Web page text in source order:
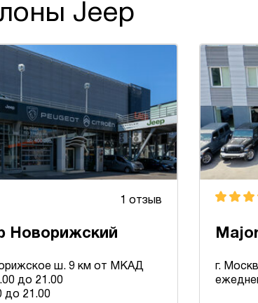
Jeep
1 отзыв
Новорижский
ш. 9 км от МКАД
до 21.00
до 21.00
г.